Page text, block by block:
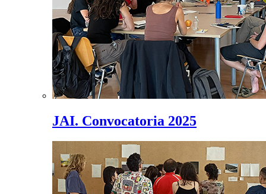
JAI. Convocatoria 2025